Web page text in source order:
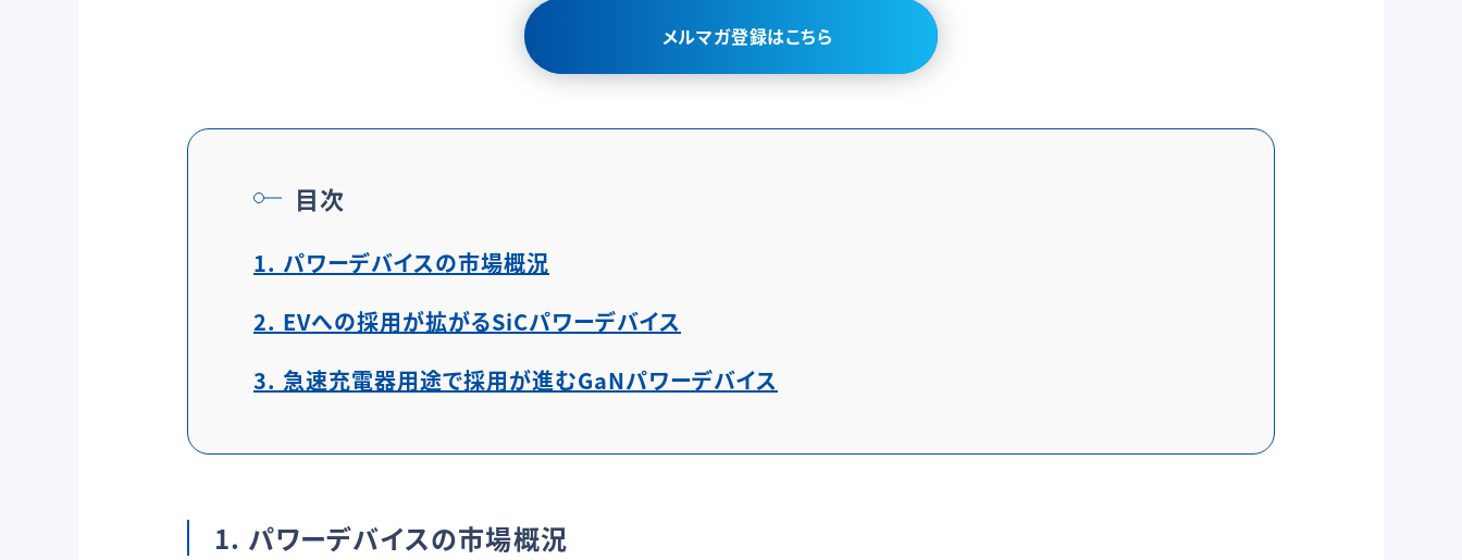
メルマガ登録はこちら
目次
1. パワーデバイスの市場概況
2. EVへの採用が拡がるSiCパワーデバイス
3. 急速充電器用途で採用が進むGaNパワーデバイス
1. パワーデバイスの市場概況